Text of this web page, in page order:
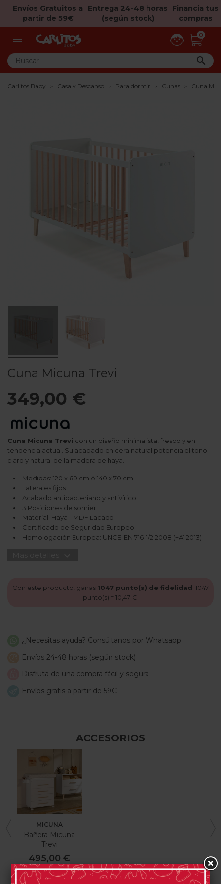
Envíos Gratuitos a
partir de 59€
Entrega 24-48 horas
(según stock)
Financia tus
compras
 0

Carlitos Baby Casa y Descanso Para dormir Cunas Cuna
Cuna Micuna Trevi
349,00 €
Cuna Micuna Trevi con un diseño minimalista, fresco y en
tendencia actual. Su acabado en cera natural potencia el tono
claro y natural de la madera de haya.
Medidas: 120 x 60 cm ó 140 x 70 cm
Laterales fijos
Acabado antibacteriano y antivírico
3 Posiciones de somier
Material: Haya - MDF Lacado
Certificado de Seguridad Europeo
Homologación Europea: UNCE-EN 716-1/2:2008 (+A1:2013)
Con este producto, ganas 1047 punto(s) de fidelidad 1047
punto(s) = 10,47 €
¿Necesitas ayuda? Consúltanos por Whatsapp
Envíos 24-48 horas (según stock)
Disfruta de una compra fácil y segura
Envíos gratis a partir de 59€
ACCESORIOS
MICUNA
Bañera Micuna
Trevi
495,00 €